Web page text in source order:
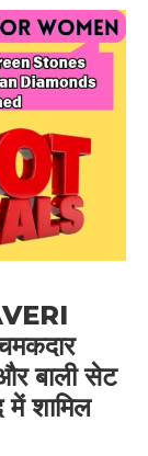
बाली सेट
शामिल